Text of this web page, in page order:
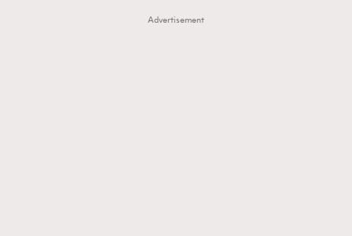
Advertisement